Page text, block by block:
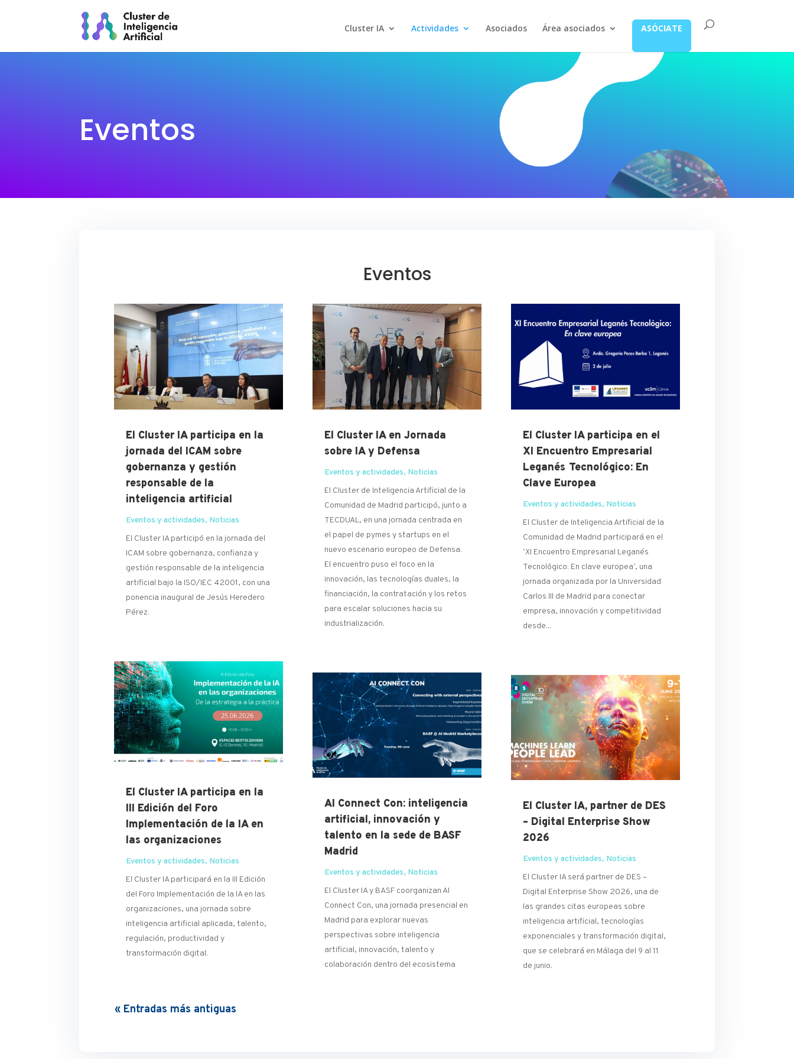
Cluster IA Actividades Asociados Área asociados ASÓCIATE
Eventos
Eventos
El Cluster IA participa en la
jornada del ICAM sobre
gobernanza y gestión
responsable de la
inteligencia artificial
Eventos y actividades, Noticias
El Cluster IA participó en la jornada del
ICAM sobre gobernanza, confianza y
gestión responsable de la inteligencia
artificial bajo la ISO/IEC 42001, con una
ponencia inaugural de Jesús Heredero
Pérez.
El Cluster IA participa en la
III Edición del Foro
Implementación de la IA en
las organizaciones
Eventos y actividades, Noticias
El Cluster IA participará en la III Edición
del Foro Implementación de la IA en las
organizaciones, una jornada sobre
inteligencia artificial aplicada, talento,
regulación, productividad y
transformación digital.
El Cluster IA en Jornada
sobre IA y Defensa
Eventos y actividades, Noticias
El Cluster de Inteligencia Artificial de la
Comunidad de Madrid participó, junto a
TECDUAL, en una jornada centrada en
el papel de pymes y startups en el
nuevo escenario europeo de Defensa.
El encuentro puso el foco en la
innovación, las tecnologías duales, la
financiación, la contratación y los retos
para escalar soluciones hacia su
industrialización.
AI Connect Con: inteligencia
artificial, innovación y
talento en la sede de BASF
Madrid
Eventos y actividades, Noticias
El Cluster IA y BASF coorganizan AI
Connect Con, una jornada presencial en
Madrid para explorar nuevas
perspectivas sobre inteligencia
artificial, innovación, talento y
colaboración dentro del ecosistema
El Cluster IA participa en el
XI Encuentro Empresarial
Leganés Tecnológico: En
Clave Europea
Eventos y actividades, Noticias
El Cluster de Inteligencia Artificial de la
Comunidad de Madrid participará en el
‘XI Encuentro Empresarial Leganés
Tecnológico: En clave europea’, una
jornada organizada por la Universidad
Carlos III de Madrid para conectar
empresa, innovación y competitividad
desde...
El Cluster IA, partner de DES
– Digital Enterprise Show
2026
Eventos y actividades, Noticias
El Cluster IA será partner de DES –
Digital Enterprise Show 2026, una de
las grandes citas europeas sobre
inteligencia artificial, tecnologías
exponenciales y transformación digital,
que se celebrará en Málaga del 9 al 11
de junio.
« Entradas más antiguas